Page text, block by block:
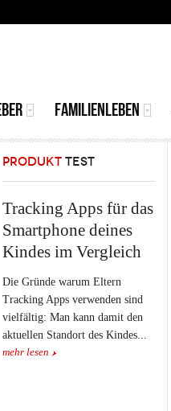
FAMILIENLEBEN
PRODUKT TEST
Tracking Apps für das
Smartphone deines
Kindes im Vergleich
Die Gründe warum Eltern
Tracking Apps verwenden sind
vielfältig: Man kann damit den
aktuellen Standort des Kindes...
mehr lesen